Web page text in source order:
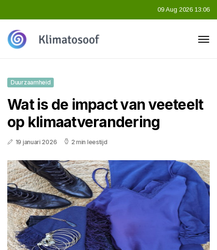
09 Aug 2026 13:06
Duurzaamheid
Wat is de impact van veeteelt
op klimaatverandering
19 januari 2026 2 min leestijd